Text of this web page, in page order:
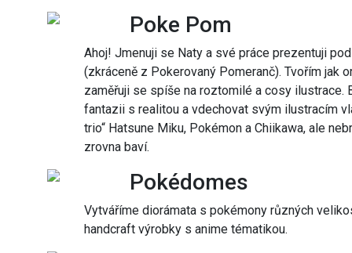
Poke Pom
Ahoj! Jmenuji se Naty a své práce prezentuji
(zkráceně z Pokerovaný Pomeranč). Tvořím jak
zaměřuji se spíše na roztomilé a cosy ilustrace.
fantazii s realitou a vdechovat svým ilustracím
trio“ Hatsune Miku, Pokémon a Chiikawa, ale
zrovna baví.
Pokédomes
Vytváříme diorámata s pokémony různých
handcraft výrobky s anime tématikou.